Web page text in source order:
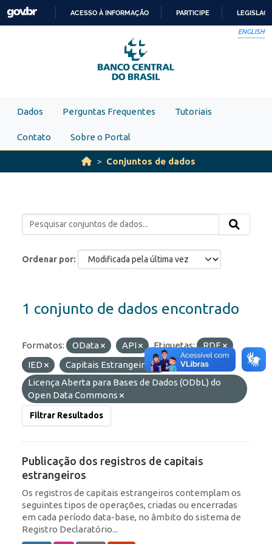
Skip to main content
PARA
O
CONTEÚDO
ACESSO À INFORMAÇÃO PARTICIPE
ENGLISH
Dados Perguntas Frequentes Tutoriais
Contato Sobre o Portal
Conjuntos de dados
Ordenar por
1 conjunto de dados encontrado
Formatos: OData API Etiquetas:
RDE
IED
Capitais Estrangeiros
Licenças:
Licença Aberta para Bases de Dados (ODbL) do
Open Data Commons
Filtrar Resultados
Publicação dos registros de capitais
estrangeiros
Os registros de capitais estrangeiros contemplam os
seguintes tipos de operações, criadas ou encerradas
em cada período data-base, no âmbito do sistema de
Registro Declaratório...